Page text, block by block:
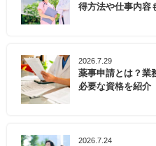
得方法や仕事内容
2026.7.29
薬事申請とは？業
必要な資格を紹介
2026.7.24